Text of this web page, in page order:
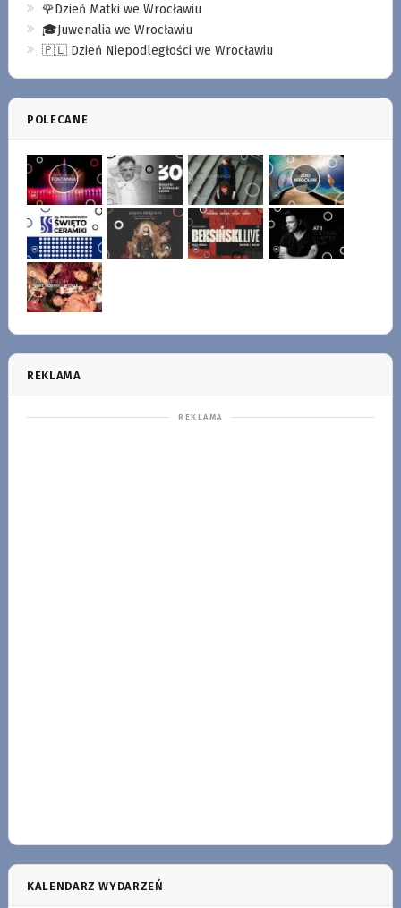
🌹Dzień Matki we Wrocławiu
🎓Juwenalia we Wrocławiu
🇵🇱 Dzień Niepodległości we Wrocławiu
POLECANE
REKLAMA
KALENDARZ WYDARZEŃ